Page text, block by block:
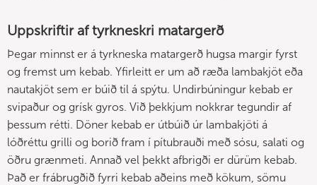
Uppskriftir af tyrkneskri matargerð
Þegar minnst er á tyrkneska matargerð hugsa margir fyrst
og fremst um kebab. Yfirleitt er um að ræða lambakjöt eða
nautakjöt sem er búið til á spýtu. Undirbúningur kebab er
svipaður og grísk gyros. Við þekkjum nokkrar tegundir af
þessum rétti. Döner kebab er útbúið úr lambakjöti á
lóðréttu grilli og borið fram í pítubrauði með sósu, salati og
öðru grænmeti. Annað vel þekkt afbrigði er dürüm kebab.
Það er frábrugðið fyrri kebab aðeins með kökum, sömu